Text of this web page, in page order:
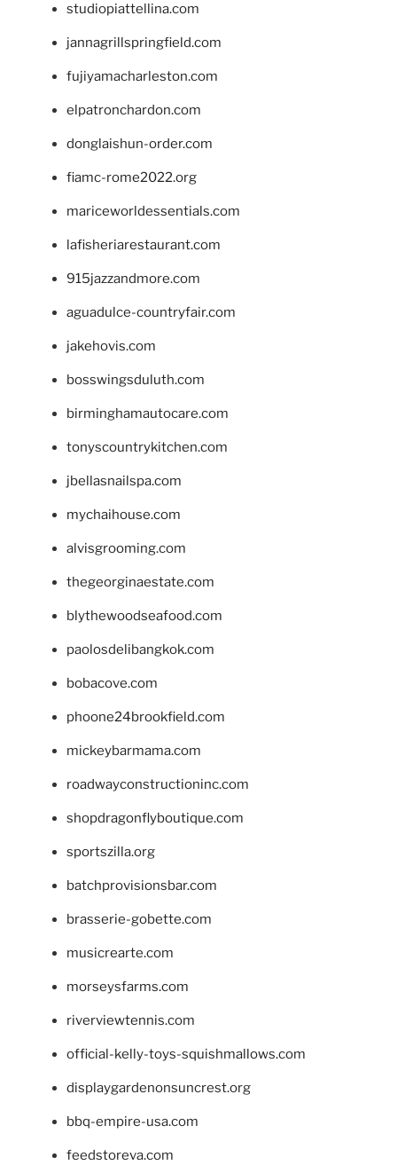
studiopiattellina.com
jannagrillspringfield.com
fujiyamacharleston.com
elpatronchardon.com
donglaishun-order.com
fiamc-rome2022.org
mariceworldessentials.com
lafisheriarestaurant.com
915jazzandmore.com
aguadulce-countryfair.com
jakehovis.com
bosswingsduluth.com
birminghamautocare.com
tonyscountrykitchen.com
jbellasnailspa.com
mychaihouse.com
alvisgrooming.com
thegeorginaestate.com
blythewoodseafood.com
paolosdelibangkok.com
bobacove.com
phoone24brookfield.com
mickeybarmama.com
roadwayconstructioninc.com
shopdragonflyboutique.com
sportszilla.org
batchprovisionsbar.com
brasserie-gobette.com
musicrearte.com
morseysfarms.com
riverviewtennis.com
official-kelly-toys-squishmallows.com
displaygardenonsuncrest.org
bbq-empire-usa.com
feedstoreva.com